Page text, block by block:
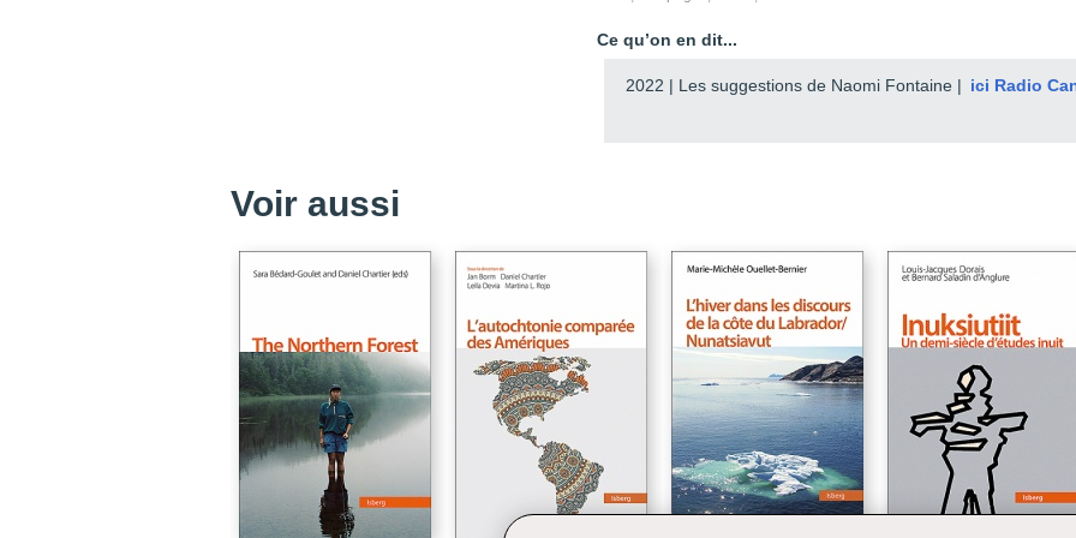
Ce qu’on en dit...
2022 | Les suggestions de Naomi Fontaine | ici Radio
Voir aussi